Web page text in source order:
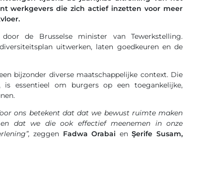
werkgevers die zich actief inzetten voor meer
de Brusselse minister van Tewerkstelling.
uitwerken, laten goedkeuren en de
bijzonder diverse maatschappelijke context. Die
essentieel om burgers op een toegankelijke,
ons betekent dat dat we bewust ruimte maken
dat we die ook effectief meenemen in onze
zeggen Fadwa Orabai enŞerife Susam,